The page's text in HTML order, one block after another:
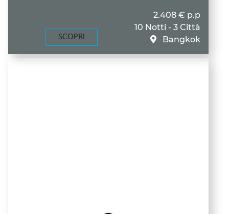
SCOPRI
2.408 € p.p
10 Notti - 3 Città
Bangkok